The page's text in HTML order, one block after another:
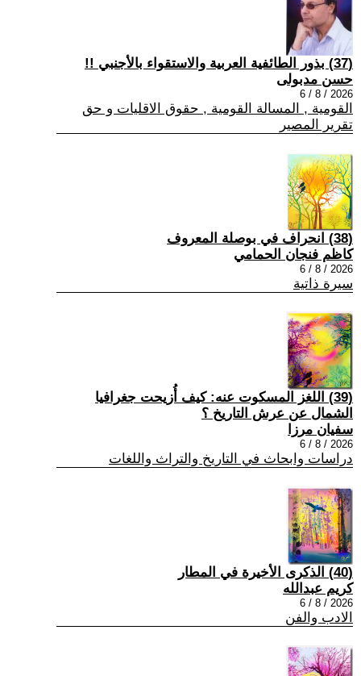
(37) بذور الطائفية العربية والاستقواء بالأجنبي !!
حسن مدبولى
2026 / 8 / 6
القومية , المسالة القومية , حقوق الاقليات و حق
تقرير المصير
(38) انحراف في بوصلة المعروف
كاظم فنجان الحمامي
2026 / 8 / 6
سيرة ذاتية
(39) اللغز المسكوت عنه: كيف أُزيحت جغرافيا
الشمال عن عرش التاريخ ؟
سفيان مرزا
2026 / 8 / 6
دراسات وابحاث في التاريخ والتراث واللغات
(40) الذكرى الأخيرة في المطار
كريم عبدالله
2026 / 8 / 6
الادب والفن